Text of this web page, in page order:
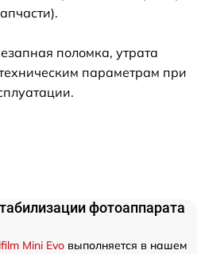
поломка, утрата
параметрам при
фотоаппарата
Mini Evo выполняется в нашем